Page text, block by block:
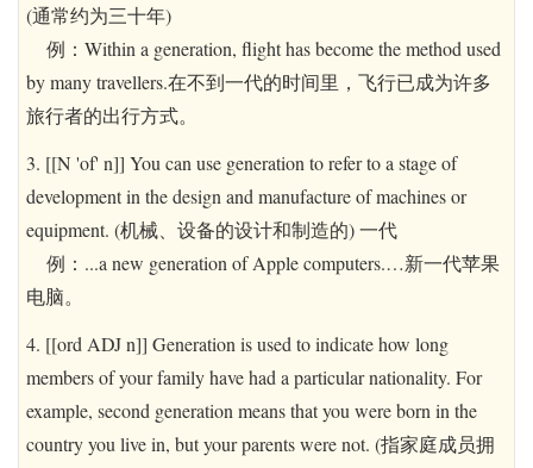
(通常约为三十年)
例：Within a generation, flight has become the method used
by many travellers.在不到一代的时间里，飞行已成为许多
旅行者的出行方式。
3. [[N 'of' n]] You can use generation to refer to a stage of
development in the design and manufacture of machines or
equipment. (机械、设备的设计和制造的) 一代
例：...a new generation of Apple computers.…新一代苹果
电脑。
4. [[ord ADJ n]] Generation is used to indicate how long
members of your family have had a particular nationality. For
example, second generation means that you were born in the
country you live in, but your parents were not. (指家庭成员拥